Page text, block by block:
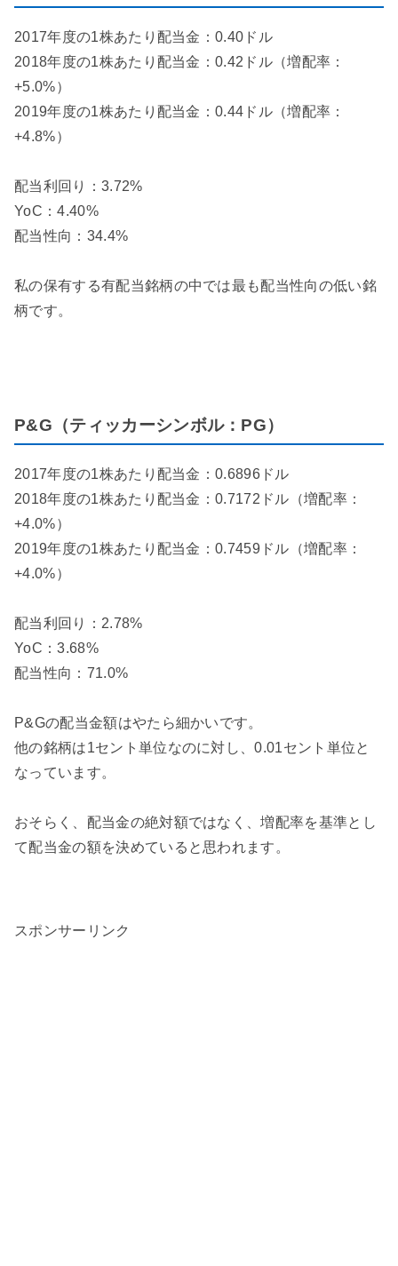
2017年度の1株あたり配当金：0.40ドル
2018年度の1株あたり配当金：0.42ドル（増配率：
+5.0%）
2019年度の1株あたり配当金：0.44ドル（増配率：
+4.8%）
配当利回り：3.72%
YoC：4.40%
配当性向：34.4%
私の保有する有配当銘柄の中では最も配当性向の低い銘
柄です。
P&G（ティッカーシンボル：PG）
2017年度の1株あたり配当金：0.6896ドル
2018年度の1株あたり配当金：0.7172ドル（増配率：
+4.0%）
2019年度の1株あたり配当金：0.7459ドル（増配率：
+4.0%）
配当利回り：2.78%
YoC：3.68%
配当性向：71.0%
P&Gの配当金額はやたら細かいです。
他の銘柄は1セント単位なのに対し、0.01セント単位と
なっています。
おそらく、配当金の絶対額ではなく、増配率を基準とし
て配当金の額を決めていると思われます。
スポンサーリンク